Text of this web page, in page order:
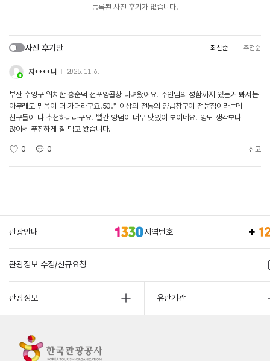
등록된 사진 후기가 없습니다.
사진 후기만 최신순 추천순
지****니 2025. 11. 6.
부산 수영구 위치한 홍순덕 전포양곱창 다녀왔어요. 주인님의 성함까지 있는거 봐서는
아무래도 믿음이 더 가더라구요.50년 이상의 전통의 양곱창구이 전문점이라는데
친구들이 다 추천하더라구요. 빨간 양념이 너무 맛있어 보이네요. 양도 생각보다
많아서 푸짐하게 잘 먹고 왔습니다.
0 0 신고
관광안내 지역번호
관광정보 수정/신규요청
관광정보 유관기관